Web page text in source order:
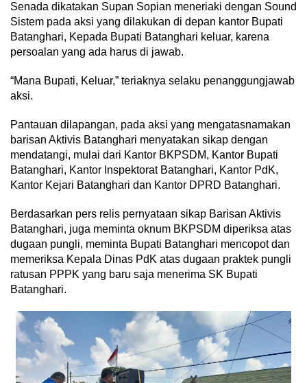
Senada dikatakan Supan Sopian meneriaki dengan Sound
Sistem pada aksi yang dilakukan di depan kantor Bupati
Batanghari, Kepada Bupati Batanghari keluar, karena
persoalan yang ada harus di jawab.
“Mana Bupati, Keluar,” teriaknya selaku penanggungjawab
aksi.
Pantauan dilapangan, pada aksi yang mengatasnamakan
barisan Aktivis Batanghari menyatakan sikap dengan
mendatangi, mulai dari Kantor BKPSDM, Kantor Bupati
Batanghari, Kantor Inspektorat Batanghari, Kantor PdK,
Kantor Kejari Batanghari dan Kantor DPRD Batanghari.
Berdasarkan pers relis pernyataan sikap Barisan Aktivis
Batanghari, juga meminta oknum BKPSDM diperiksa atas
dugaan pungli, meminta Bupati Batanghari mencopot dan
memeriksa Kepala Dinas PdK atas dugaan praktek pungli
ratusan PPPK yang baru saja menerima SK Bupati
Batanghari.